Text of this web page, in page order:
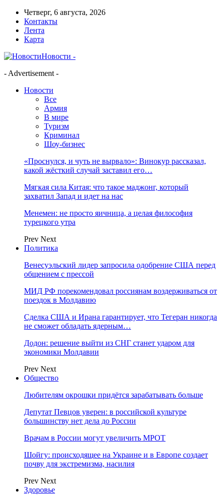
Четверг, 6 августа, 2026
Контакты
Лента
Карта
Новости -
- Advertisement -
Новости
Все
Армия
В мире
Туризм
Криминал
Шоу-бизнес
«Проснулся, и чуть не вырвало»: Винокур рассказал,
какой жёсткий случай заставил его…
Мягкая сила Китая: что такое маджонг, который
захватил Запад и идет на нас
Менемен: не просто яичница, а целая философия
турецкого утра
Prev Next
Политика
Венесуэльский лидер запросила одобрение США перед
общением с прессой
МИД РФ порекомендовал россиянам воздерживаться от
поездок в Молдавию
Сделка США и Ирана гарантирует, что Тегеран никогда
не сможет обладать ядерным…
Додон: решение выйти из СНГ станет ударом для
экономики Молдавии
Prev Next
Общество
Любителям окрошки придётся зарабатывать больше
Депутат Певцов уверен: в российской культуре
большинству нет дела до России
Врачам в России могут увеличить МРОТ
Шойгу: происходящее на Украине и в Европе создает
почву для экстремизма, насилия
Prev Next
Здоровье